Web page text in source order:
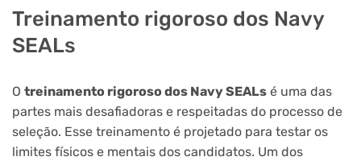
Treinamento rigoroso dos Navy
SEALs
O treinamento rigoroso dos Navy SEALs é uma das
partes mais desafiadoras e respeitadas do processo de
seleção. Esse treinamento é projetado para testar os
limites físicos e mentais dos candidatos. Um dos